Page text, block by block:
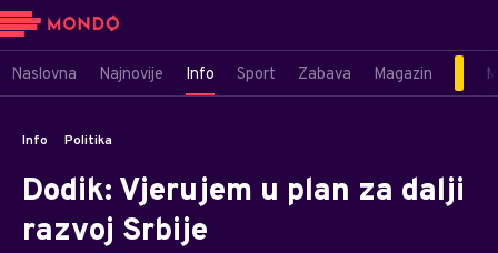
Naslovna Najnovije Info Sport Zabava Magazin
Info Politika
Dodik: Vjerujem u plan za dalji
razvoj Srbije